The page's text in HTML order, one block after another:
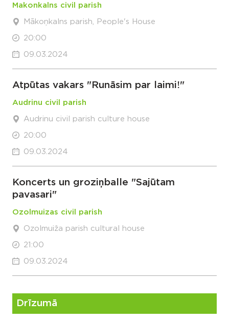
Makonkalns civil parish
Mākoņkalns parish, People's House
20:00
09.03.2024
Atpūtas vakars "Runāsim par laimi!"
Audrinu civil parish
Audrinu civil parish culture house
20:00
09.03.2024
Koncerts un groziņballe "Sajūtam
pavasari"
Ozolmuizas civil parish
Ozolmuiža parish cultural house
21:00
09.03.2024
Drīzumā